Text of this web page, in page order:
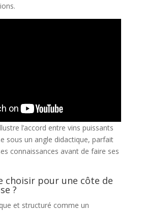
l’accord entre vins puissants
sous un angle didactique, parfait
connaissances avant de faire ses
choisir pour une côte de
?
et structuré comme un